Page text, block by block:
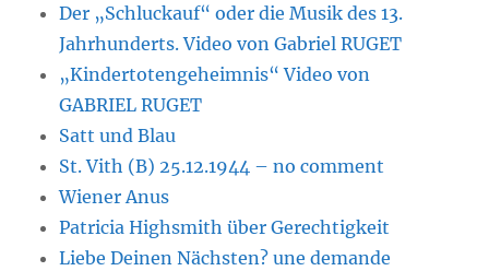
Der „Schluckauf“ oder die Musik des 13.
Jahrhunderts. Video von Gabriel RUGET
„Kindertotengeheimnis“ Video von
GABRIEL RUGET
Satt und Blau
St. Vith (B) 25.12.1944 – no comment
Wiener Anus
Patricia Highsmith über Gerechtigkeit
Liebe Deinen Nächsten? une demande